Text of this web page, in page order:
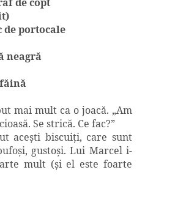
portocale
neagră
mai mult ca o joacă. „Am
Se strică. Ce fac?”
aceşti biscuiţi, care sunt
gustoşi. Lui Marcel i-
mult (şi el este foarte